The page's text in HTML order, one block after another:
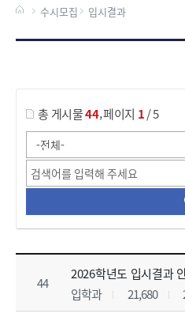
수시모집 입시결과
총 게시물44,페이지 1/ 5
입시결과(통합) 목록 으로 번호, 제목, 작성자, 조회수, 등록 일, 첨부파일로 나열 되고 있습니다.
44
2026학년도 입시결과
입학과
21,680